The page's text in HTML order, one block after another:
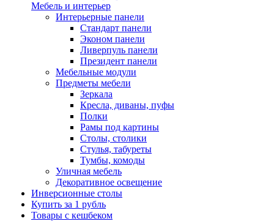
Мебель и интерьер
Интерьерные панели
Стандарт панели
Эконом панели
Ливерпуль панели
Президент панели
Мебельные модули
Предметы мебели
Зеркала
Кресла, диваны, пуфы
Полки
Рамы под картины
Столы, столики
Стулья, табуреты
Тумбы, комоды
Уличная мебель
Декоративное освещение
Инверсионные столы
Купить за 1 рубль
Товары с кешбеком